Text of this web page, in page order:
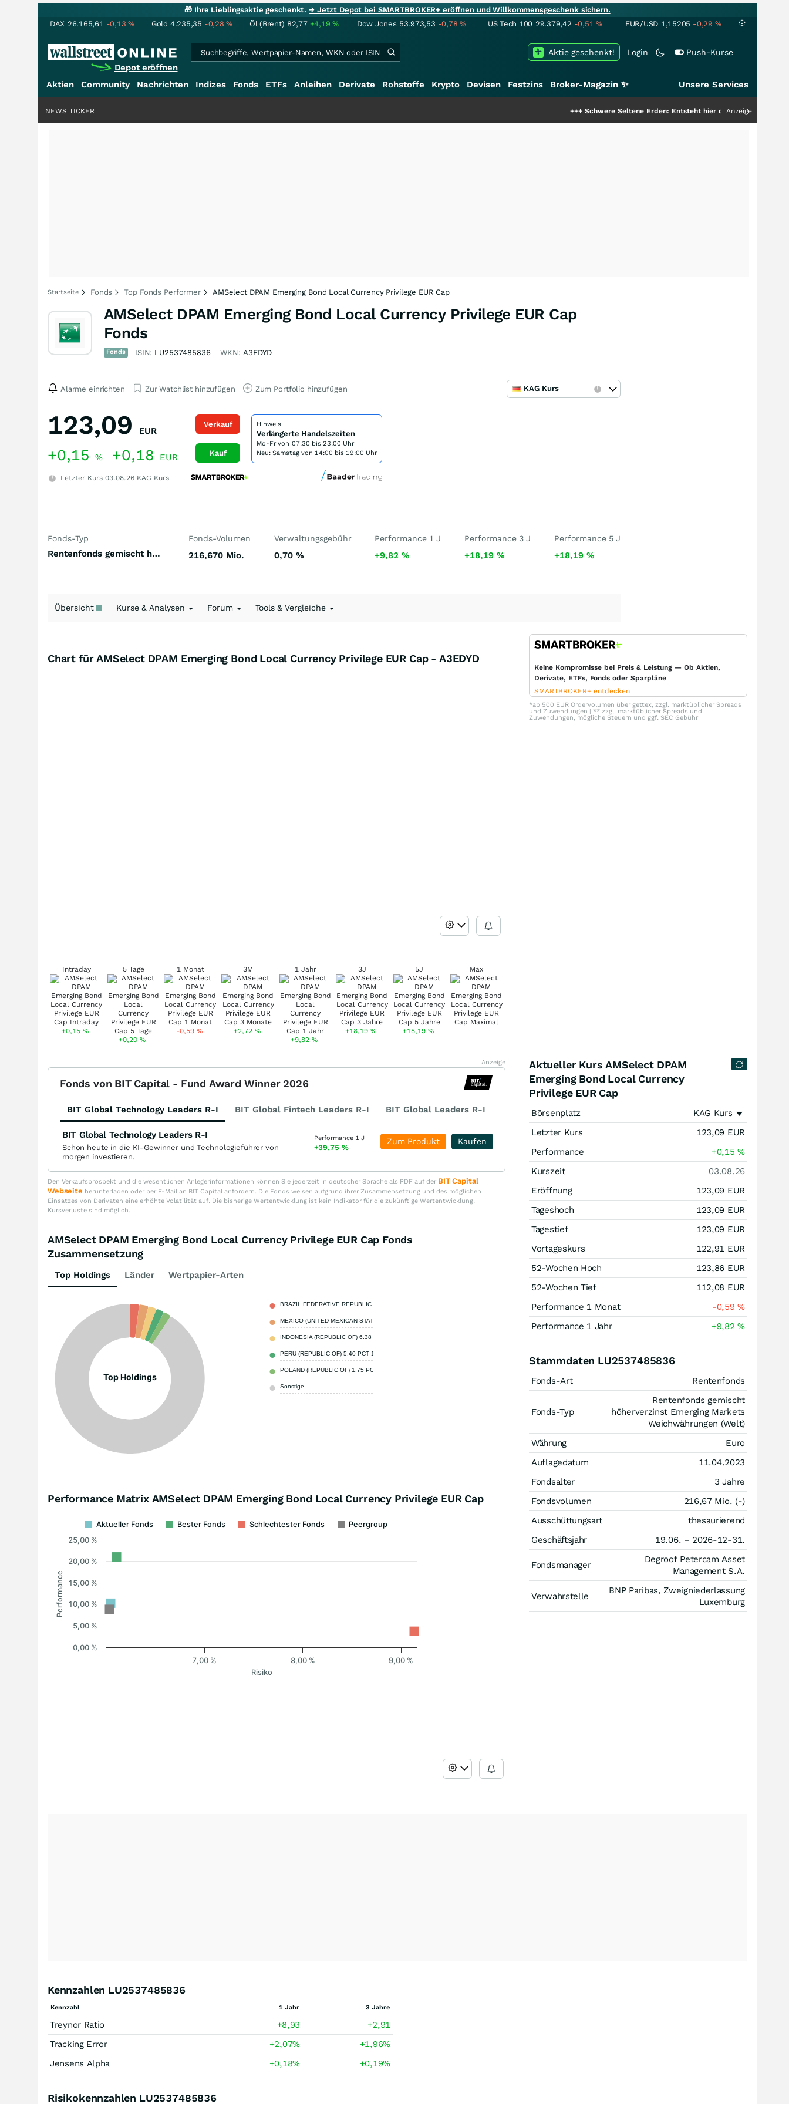
🎁 Ihre Lieblingsaktie geschenkt.→ Jetzt Depot bei SMARTBROKER+ eröffnen und Willkommensgeschenk sichern.
DAX 26.165,61 -0,13% Gold 4.235,35 -0,28% Öl (Brent) 82,77 +4,19% Dow Jones 53.973,53 -0,78% US Tech 100 29.379,42 -0,51% EUR/USD 1,15205 -0,29 %
Depot eröffnen
Login Push-Kurse
Aktie geschenkt!
Aktien Community Nachrichten Indizes Fonds ETFs Anleihen Derivate Rohstoffe Krypto Devisen Festzins Broker-Magazin ✨ Unsere Services
Schwere Seltene Erden: Entsteht hier die nächste Milliardenstory?
Anzeige
NEWS TICKER
Startseite Fonds Top Fonds Performer AMSelect DPAM Emerging Bond Local Currency Privilege EUR Cap
AMSelect DPAM Emerging Bond Local Currency Privilege EUR Cap
Fonds
Fonds ISIN: LU2537485836 WKN: A3EDYD
Alarme einrichten Zur Watchlist hinzufügen Zum Portfolio hinzufügen KAG Kurs
123,09 EUR
+0,15 % +0,18 EUR
Letzter Kurs 03.08.26 KAG Kurs
Verkauf
Kauf
Hinweis
Verlängerte Handelszeiten
Mo-Fr von 07:30 bis 23:00 Uhr
Neu: Samstag von 14:00 bis 19:00 Uhr
Fonds-Typ
Rentenfonds gemischt höherverzinst Emerging Markets Weichwährungen (Welt)
Fonds-Volumen
216,670 Mio.
Verwaltungsgebühr
0,70 %
Performance 1 J
+9,82%
Performance 3 J
+18,19%
Performance 5 J
+18,19 %
Übersicht Kurse & Analysen Forum Tools & Vergleiche
Chart für AMSelect DPAM Emerging Bond Local Currency Privilege EUR Cap - A3EDYD
Intraday
+0,15%
5 Tage
+0,20%
1 Monat
-0,59 %
3M
+2,72 %
1 Jahr
+9,82%
3J
+18,19%
5J
+18,19 %
Max
Keine Kompromisse bei Preis & Leistung — Ob Aktien,
Derivate, ETFs, Fonds oder Sparpläne
SMARTBROKER+ entdecken
*ab 500 EUR Ordervolumen über gettex, zzgl. marktüblicher Spreads
und Zuwendungen | ** zzgl. marktüblicher Spreads und
Zuwendungen, mögliche Steuern und ggf. SEC Gebühr
Anzeige
Fonds von BIT Capital - Fund Award Winner 2026
BIT Global Technology Leaders R-I BIT Global Fintech Leaders R-I BIT Global Leaders R-I
BIT Global Technology Leaders R-I
Schon heute in die KI-Gewinner und Technologieführer von
morgen investieren.
Performance 1 J
+39,75 %
Kaufen
Zum Produkt
Den Verkaufsprospekt und die wesentlichen Anlegerinformationen können Sie jederzeit in deutscher Sprache als PDF auf der BIT Capital
Webseite herunterladen oder per E-Mail an BIT Capital anfordern. Die Fonds weisen aufgrund ihrer Zusammensetzung und des möglichen
Einsatzes von Derivaten eine erhöhte Volatilität auf. Die bisherige Wertentwicklung ist kein Indikator für die zukünftige Wertentwicklung.
Kursverluste sind möglich.
AMSelect DPAM Emerging Bond Local Currency Privilege EUR Cap Fonds
Zusammensetzung
Top Holdings Länder Wertpapier-Arten
Top Holdings
BRAZIL FEDERATIVE REPUBLIC OF
MEXICO (UNITED MEXICAN STATES)
INDONESIA (REPUBLIC OF) 6.38 PCT
PERU (REPUBLIC OF) 5.40 PCT 12-AUG-2034
POLAND (REPUBLIC OF) 1.75 PCT 25-APR-2032
Sonstige
Performance Matrix AMSelect DPAM Emerging Bond Local Currency Privilege EUR Cap
Risiko
Performance
Aktueller Fonds Bester Fonds Schlechtester Fonds Peergroup
7,00 % 8,00 % 9,00 %
0,00 %
5,00 %
10,00 %
15,00 %
20,00 %
25,00 %
Aktueller Kurs AMSelect DPAM
Emerging Bond Local Currency
Privilege EUR Cap
Börsenplatz
KAG Kurs
Letzter Kurs
123,09 EUR
Performance
+0,15%
Kurszeit
03.08.26
Eröffnung
123,09 EUR
Tageshoch
123,09 EUR
Tagestief
123,09 EUR
Vortageskurs
122,91 EUR
52-Wochen Hoch
123,86 EUR
52-Wochen Tief
112,08 EUR
Performance 1 Monat
-0,59%
Performance 1 Jahr
+9,82%
Stammdaten LU2537485836
Fonds-Art Rentenfonds
Fonds-Typ
Rentenfonds gemischt
höherverzinst Emerging Markets
Weichwährungen (Welt)
Währung
Euro
Auflagedatum
11.04.2023
Fondsalter
3 Jahre
Fondsvolumen
216,67 Mio. (-)
Ausschüttungsart
thesaurierend
Geschäftsjahr
19.06. – 2026-12-31.
Fondsmanager
Degroof Petercam Asset
Management S.A.
Verwahrstelle
BNP Paribas, Zweigniederlassung
Luxemburg
Kennzahlen LU2537485836
Kennzahl 1 Jahr 3 Jahre
Treynor Ratio +8,93
+2,91
Tracking Error
+2,07% +1,96%
Jensens Alpha
+0,18% +0,19%
Risikokennzahlen LU2537485836